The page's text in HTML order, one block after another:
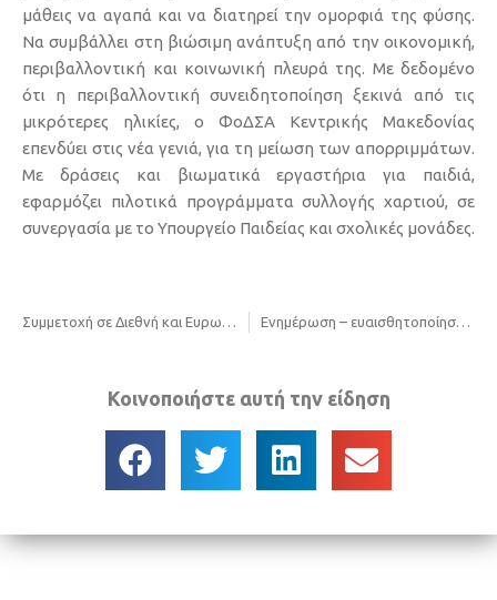
μάθεις να αγαπά και να διατηρεί την ομορφιά της φύσης.
Να συμβάλλει στη βιώσιμη ανάπτυξη από την οικονομική,
περιβαλλοντική και κοινωνική πλευρά της. Με δεδομένο
ότι η περιβαλλοντική συνειδητοποίηση ξεκινά από τις
μικρότερες ηλικίες, ο ΦοΔΣΑ Κεντρικής Μακεδονίας
επενδύει στις νέα γενιά, για τη μείωση των απορριμμάτων.
Με δράσεις και βιωματικά εργαστήρια για παιδιά,
εφαρμόζει πιλοτικά προγράμματα συλλογής χαρτιού, σε
συνεργασία µε το Υπουργείο Παιδείας και σχολικές μονάδες.
Ενημέρωση – ευαισθητοποίηση των πολιτών
Κοινοποιήστε αυτή την είδηση